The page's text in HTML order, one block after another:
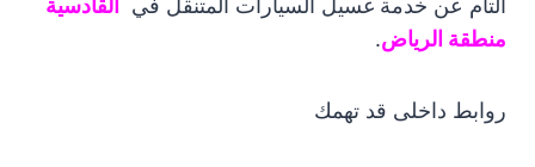
التام عن خدمة غسيل السيارات المتنقل في
القادسية
منطقة الرياض.
روابط داخلى قد تهمك